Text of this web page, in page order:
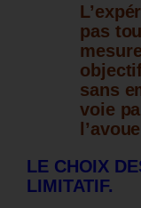
pas
sans
voie
LE CHOIX
LIMITATIF.